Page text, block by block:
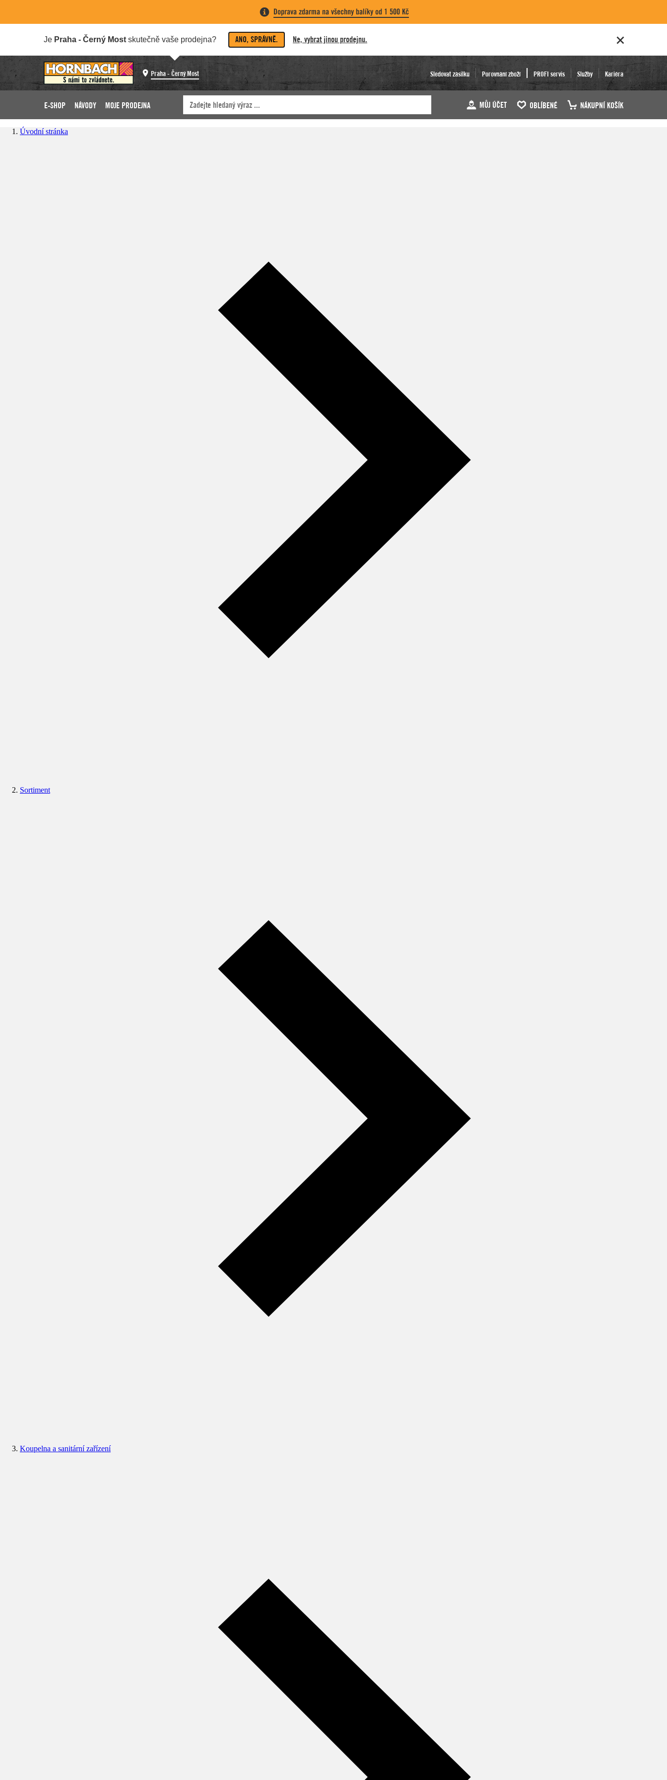
Doprava zdarma na všechny balíky od 1 500 Kč
Je Praha - Černý Most skutečně vaše prodejna? ANO, SPRÁVNĚ. Ne, vybrat jinou prodejnu.
Praha - Černý Most Sledovat zásilku Porovnání zboží PROFI servis Služby Kariéra
E-SHOP NÁVODY MOJE PRODEJNA MŮJ ÚČET OBLÍBENÉ NÁKUPNÍ KOŠÍK
Úvodní stránka
Sortiment
Koupelna a sanitární zařízení